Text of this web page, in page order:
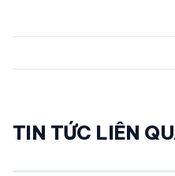
TIN TỨC LIÊN